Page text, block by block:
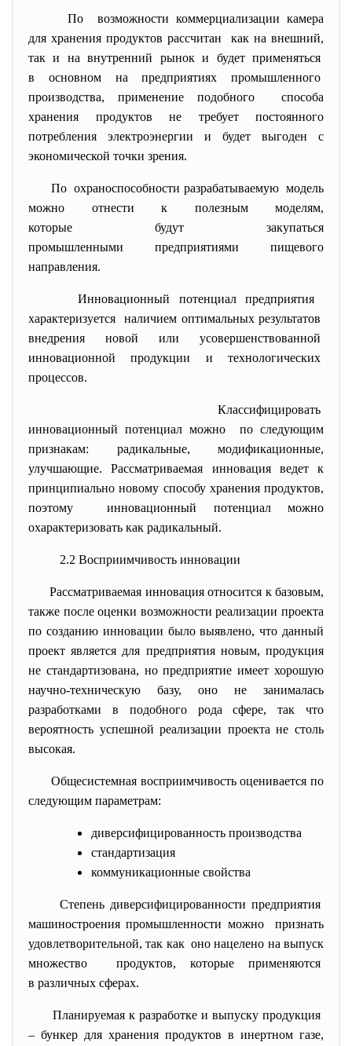
По возможности коммерциализации камера
для хранения продуктов рассчитан как на внешний,
так и на внутренний рынок и будет применяться
в основном на предприятиях промышленного
производства, применение подобного способа
хранения продуктов не требует постоянного
потребления электроэнергии и будет выгоден с
экономической точки зрения.
По охраноспособности разрабатываемую модель
можно отнести к полезным моделям,
которые будут закупаться
промышленными предприятиями пищевого
направления.
Инновационный потенциал предприятия
характеризуется наличием оптимальных результатов
внедрения новой или усовершенствованной
инновационной продукции и технологических
процессов.
Классифицировать
инновационный потенциал можно по следующим
признакам: радикальные, модификационные,
улучшающие. Рассматриваемая инновация ведет к
принципиально новому способу хранения продуктов,
поэтому инновационный потенциал можно
охарактеризовать как радикальный.
2.2 Восприимчивость инновации
Рассматриваемая инновация относится к базовым,
также после оценки возможности реализации проекта
по созданию инновации было выявлено, что данный
проект является для предприятия новым, продукция
не стандартизована, но предприятие имеет хорошую
научно-техническую базу, оно не занималась
разработками в подобного рода сфере, так что
вероятность успешной реализации проекта не столь
высокая.
Общесистемная восприимчивость оценивается по
следующим параметрам:
диверсифицированность производства
стандартизация
коммуникационные свойства
Степень диверсифицированности предприятия
машиностроения промышленности можно признать
удовлетворительной, так как оно нацелено на выпуск
множество продуктов, которые применяются
в различных сферах.
Планируемая к разработке и выпуску продукция
– бункер для хранения продуктов в инертном газе,